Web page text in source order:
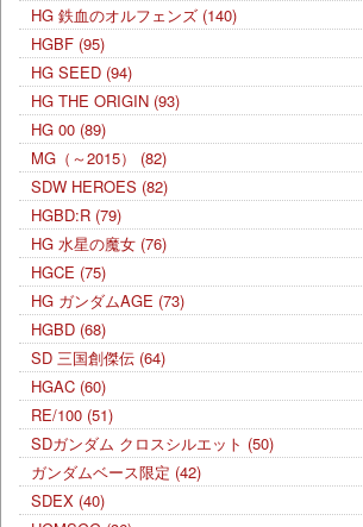
HG 鉄血のオルフェンズ (140)
HGBF (95)
HG SEED (94)
HG THE ORIGIN (93)
HG 00 (89)
MG（～2015）
(82)
SDW HEROES (82)
HGBD:R (79)
HG 水星の魔女 (76)
HGCE (75)
HG ガンダムAGE (73)
HGBD (68)
SD 三国創傑伝 (64)
HGAC (60)
RE/100 (51)
SDガンダム クロスシルエット (50)
ガンダムベース限定 (42)
SDEX (40)